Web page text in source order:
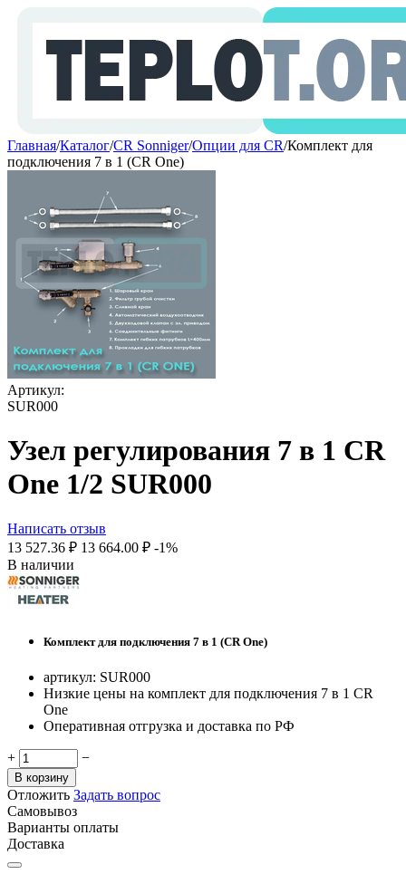
Главная/Каталог/CR Sonniger/Опции для CR/Комплект для
подключения 7 в 1 (CR One)
Артикул:
SUR000
Узел регулирования 7 в 1 CR
One 1/2 SUR000
Написать отзыв
13 527.36 ₽ 13 664.00 ₽ -1%
В наличии
Комплект для подключения 7 в 1 (CR One)
артикул: SUR000
Низкие цены на комплект для подключения 7 в 1 CR
One
Оперативная отгрузка и доставка по РФ
+ −
В корзину
Отложить Задать вопрос
Самовывоз
Варианты оплаты
Доставка